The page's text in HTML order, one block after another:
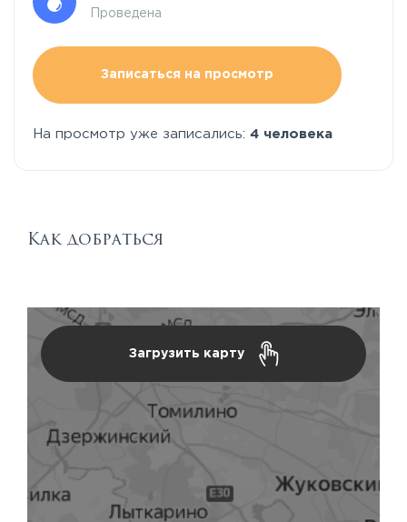
Проведена
Записаться на просмотр
На просмотр уже записались: 4 человека
Как добраться
Загрузить карту